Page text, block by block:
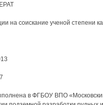
на соискание ученой степени
в ФГБОУ ВПО